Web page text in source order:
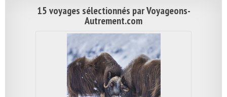
15 voyages sélectionnés par Voyageons-
Autrement.com